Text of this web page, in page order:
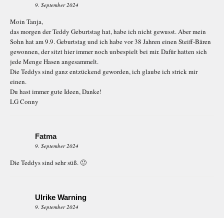
9. September 2024
Moin Tanja,
das morgen der Teddy Geburtstag hat, habe ich nicht gewusst. Aber mein
Sohn hat am 9.9. Geburtstag und ich habe vor 38 Jahren einen Steiff-Bären
gewonnen, der sitzt hier immer noch unbespielt bei mir. Dafür hatten sich
jede Menge Hasen angesammelt.
Die Teddys sind ganz entzückend geworden, ich glaube ich strick mir
einen.
Du hast immer gute Ideen, Danke!
LG Conny
Fatma
9. September 2024
Die Teddys sind sehr süß. 🙂
Ulrike Warning
9. September 2024